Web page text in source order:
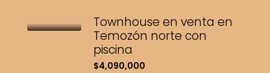
Townhouse en venta en
Temozón norte con
piscina
$4,090,000